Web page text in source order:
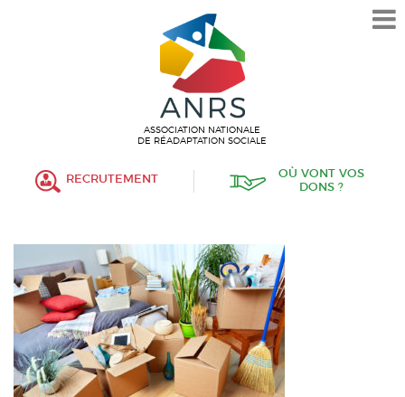
L’ASSOCIATION
HISTORIQUE
VALEURS ET ENGAGEMENT
ASSOCIATIF
FONCTIONNEMENT
POLITIQUE RH
ÉTABLISSEMENTS SERVICES
PROTECTION DE L’ENFANCE
INSERTION
ASSOCIATION NATIONALE
DE RÉADAPTATION SOCIALE
RECRUTEMENT
OÙ VONT VOS
DONS ?